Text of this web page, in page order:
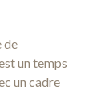
de
un temps
un cadre